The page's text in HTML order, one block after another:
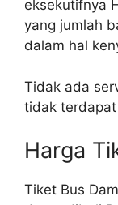
eksekutifnya
yang jumlah
dalam hal
Tidak ada
tidak
Harga
Tiket Bus